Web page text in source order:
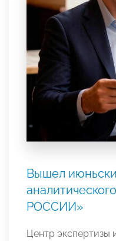
Вышел
РОССИИ»
Центр экспертизы